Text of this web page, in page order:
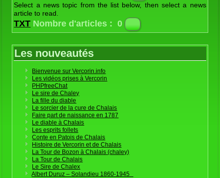
Select a news topic from the list below, then select a news
article to read.
Latest Nombre d'articles : 1
The latest news from the Joomla! Team
TXT Nombre d'articles : 0
Contes et légendes Nombre d'articles : 24
Textes historiques Nombre d'articles : 14
Les nouveautés
Bienvenue sur Vercorin.info
Les vidéos prises à Vercorin
PHPfreeChat
Le sire de Chaley
La fille du diable
Le sorcier de la cure de Chalais
Faire part de naissance en 1787
Le diable à Chalais
Les esprits follets
Conte en Patois de Chalais
Histoire de Vercorin et de Chalais
La Tour de Bozon à Chalais (chaley)
La Tour de Chalais
Le Sire de Chalex
Albert Duruz – Solandieu 1860-1945